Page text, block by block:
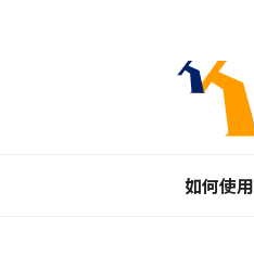
如何使用